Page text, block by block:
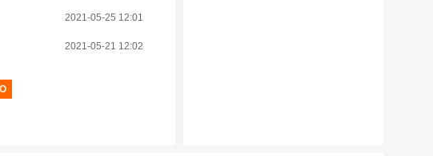
2021-05-25 12:01
2021-05-21 12:02